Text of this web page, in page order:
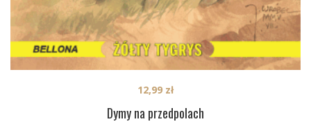
Dymy na przedpolach
12,99 zł